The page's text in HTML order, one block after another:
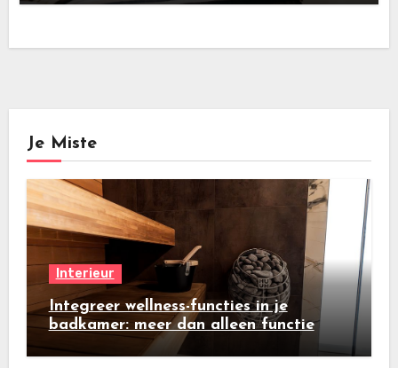
Je Miste
Interieur
Integreer wellness-functies in je
badkamer: meer dan alleen functie